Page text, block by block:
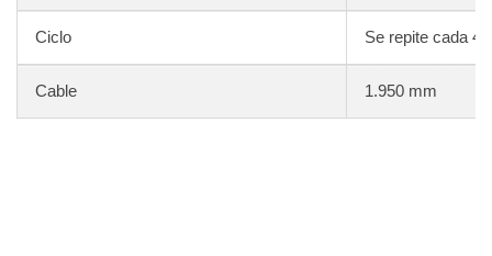
Ciclo Se repite cada
Cable 1.950 mm